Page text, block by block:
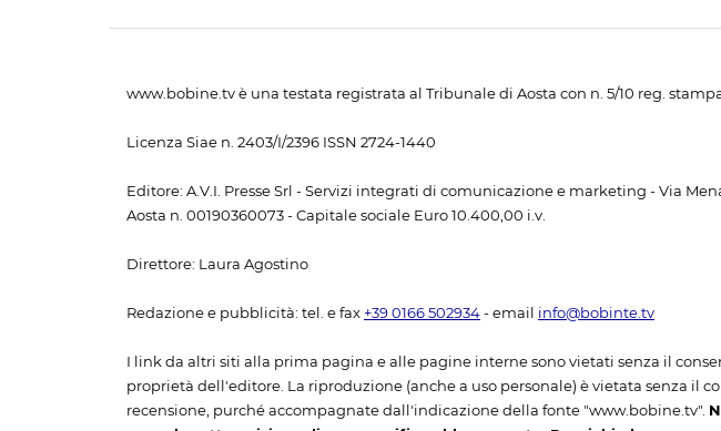
www.bobine.tv è una testata registrata al Tribunale di Aosta con n. 5/10 reg.
Licenza Siae n. 2403/I/2396 ISSN 2724-1440
Editore: A.V.I. Presse Srl - Servizi integrati di comunicazione e marketing - Via
Aosta n. 00190360073 - Capitale sociale Euro 10.400,00 i.v.
Direttore: Laura Agostino
Redazione e pubblicità: tel. e fax +39 0166 502934 - email info@bobinte.tv
I link da altri siti alla prima pagina e alle pagine interne sono vietati senza il
proprietà dell'editore. La riproduzione (anche a uso personale) è vietata senza il
recensione, purché accompagnate dall'indicazione della fonte "www.bobine.tv".